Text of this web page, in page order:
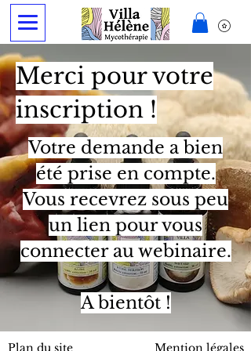
Merci pour votre
inscription !
Votre demande a bien
été prise en compte.
Vous recevrez sous peu
un lien pour vous
connecter au webinaire.
A bientôt !
Plan du site Mention légales